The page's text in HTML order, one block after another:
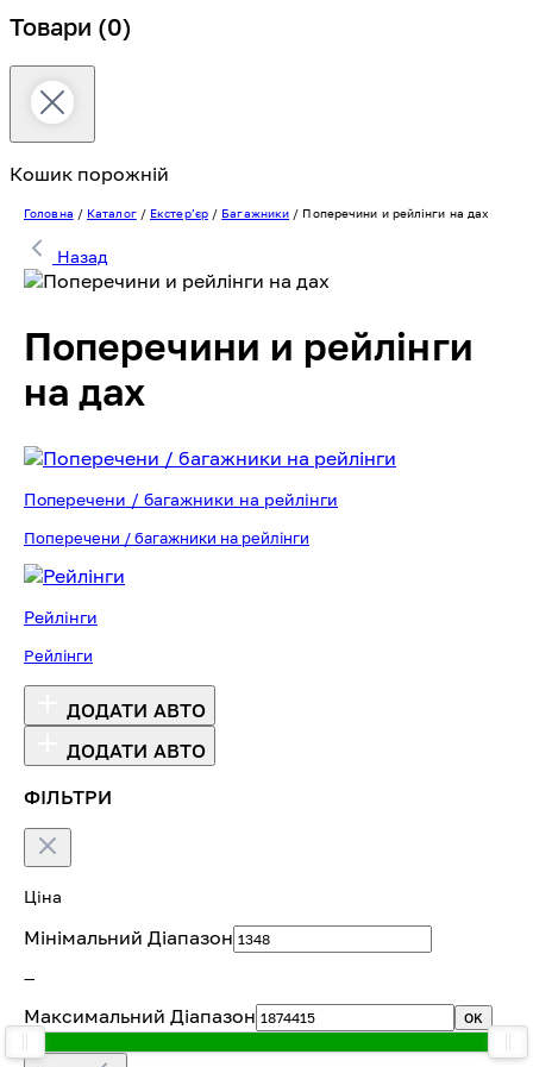
Товари (0)
Кошик порожній
Головна / Каталог/ Екстерʼєр/ Багажники / Поперечини и рейлінги на дах
Назад
Поперечини и рейлінги
на дах
Поперечени / багажники на рейлінги
Поперечени / багажники на рейлінги
Рейлінги
Рейлінги
ДОДАТИ АВТО
ДОДАТИ АВТО
ФІЛЬТРИ
Ціна
Мінімальний Діапазон
—
Максимальний Діапазон OK